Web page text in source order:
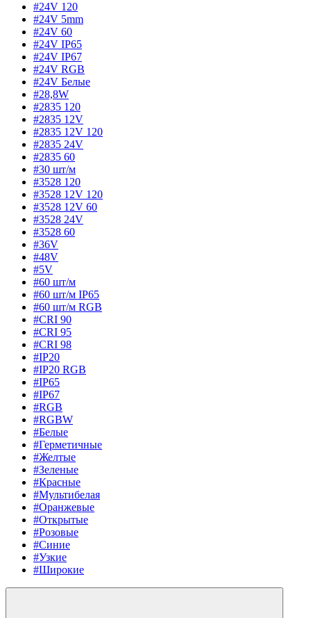
#24V 120
#24V 5mm
#24V 60
#24V IP65
#24V IP67
#24V RGB
#24V Белые
#28,8W
#2835 120
#2835 12V
#2835 12V 120
#2835 24V
#2835 60
#30 шт/м
#3528 120
#3528 12V 120
#3528 12V 60
#3528 24V
#3528 60
#36V
#48V
#5V
#60 шт/м
#60 шт/м IP65
#60 шт/м RGB
#CRI 90
#CRI 95
#CRI 98
#IP20
#IP20 RGB
#IP65
#IP67
#RGB
#RGBW
#Белые
#Герметичные
#Желтые
#Зеленые
#Красные
#Мультибелая
#Оранжевые
#Открытые
#Розовые
#Синие
#Узкие
#Широкие